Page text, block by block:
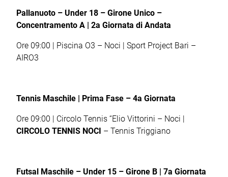
Pallanuoto – Under 18 – Girone Unico –
Concentramento A | 2a Giornata di Andata
Ore 09:00 | Piscina O3 – Noci | Sport Project Bari –
AIRO3
Tennis Maschile | Prima Fase – 4a Giornata
Ore 09:00 | Circolo Tennis “Elio Vittorini – Noci |
CIRCOLO TENNIS NOCI – Tennis Triggiano
Futsal Maschile – Under 15 – Girone B | 7a Giornata